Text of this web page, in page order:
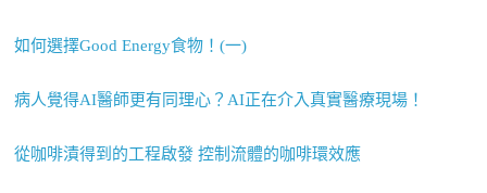
如何選擇Good Energy食物！(一)
病人覺得AI醫師更有同理心？AI正在介入真實醫療現場！
從咖啡漬得到的工程啟發 控制流體的咖啡環效應